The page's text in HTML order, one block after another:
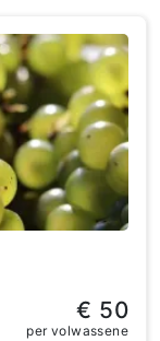
€ 50
per volwassene